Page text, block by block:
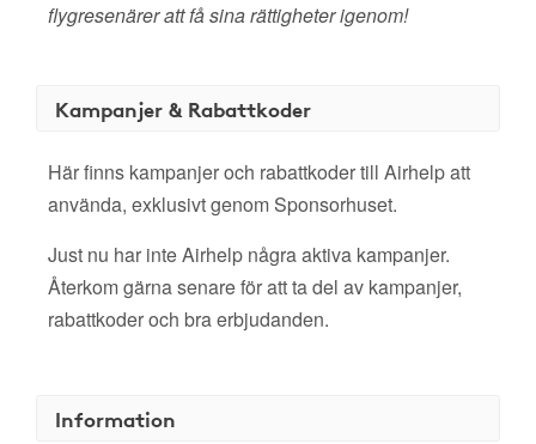
flygresenärer att få sina rättigheter igenom!
Kampanjer & Rabattkoder
Här finns kampanjer och rabattkoder till Airhelp att
använda, exklusivt genom Sponsorhuset.
Just nu har inte Airhelp några aktiva kampanjer.
Återkom gärna senare för att ta del av kampanjer,
rabattkoder och bra erbjudanden.
Information